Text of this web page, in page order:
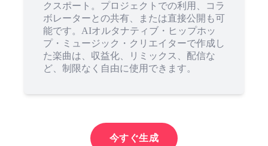
クスポート。プロジェクトでの利用、コラ
ボレーターとの共有、または直接公開も可
能です。AIオルタナティブ・ヒップホッ
プ・ミュージック・クリエイターで作成し
た楽曲は、収益化、リミックス、配信な
ど、制限なく自由に使用できます。
今すぐ生成